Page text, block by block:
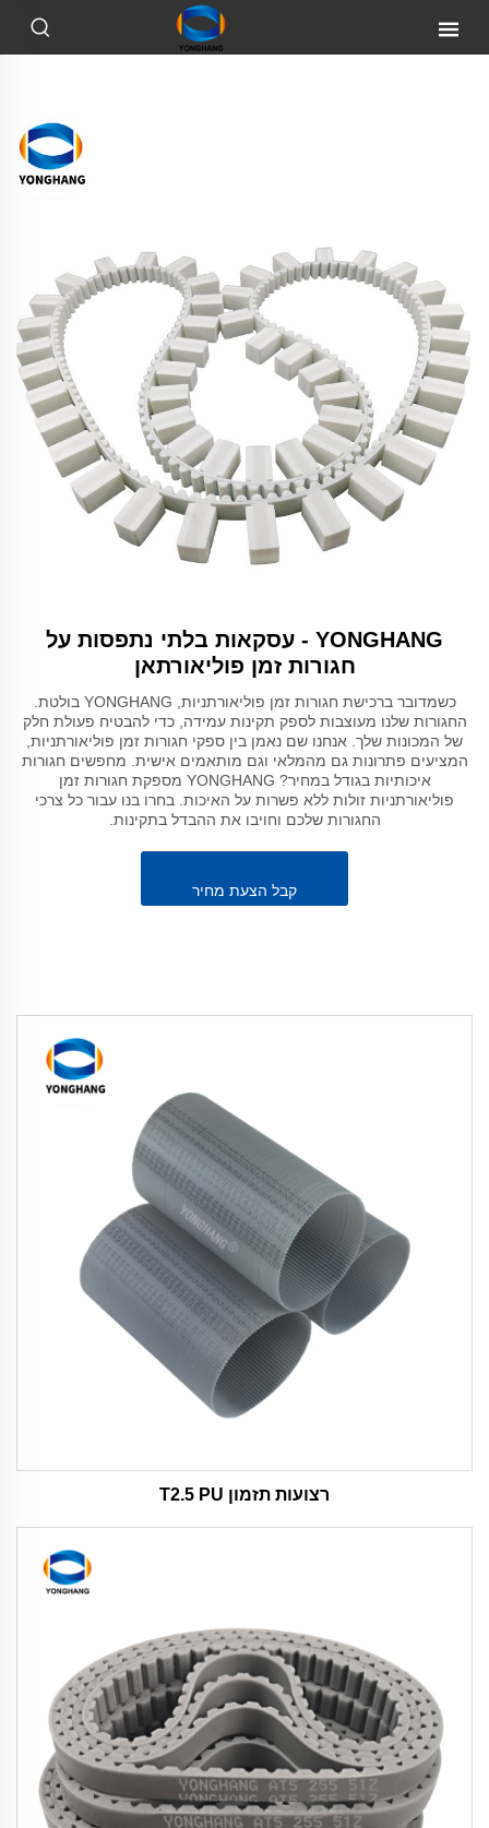
YONGHANG - עסקאות בלתי נתפסות על
חגורות זמן פוליאורתאן
כשמדובר ברכישת חגורות זמן פוליאורתניות, YONGHANG בולטת.
החגורות שלנו מעוצבות לספק תקינות עמידה, כדי להבטיח פעולת חלק
של המכונות שלך. אנחנו שם נאמן בין ספקי חגורות זמן פוליאורתניות,
המציעים פתרונות גם מהמלאי וגם מותאמים אישית. מחפשים חגורות
איכותיות בגודל במחיר? YONGHANG מספקת חגורות זמן
פוליאורתניות זולות ללא פשרות על האיכות. בחרו בנו עבור כל צרכי
החגורות שלכם וחויבו את ההבדל בתקינות.
קבל הצעת מחיר
רצועות תזמון T2.5 PU